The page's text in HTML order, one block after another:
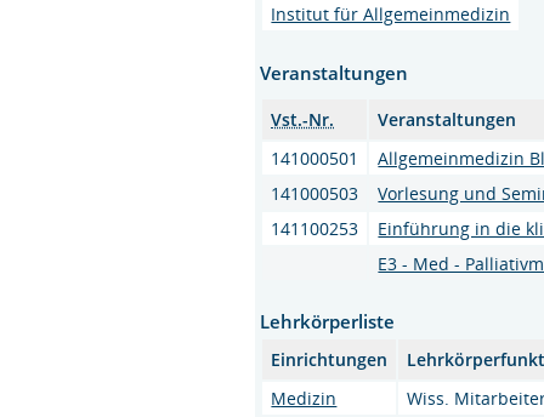
Institut für Allgemeinmedizin
Veranstaltungen
Vst.-Nr.
Veranstaltungen
141000501
Allgemeinmedizin
141000503
Vorlesung und
141100253
Einführung in die
E3 - Med -
Lehrkörperliste
Einrichtungen
Medizin
Wiss.